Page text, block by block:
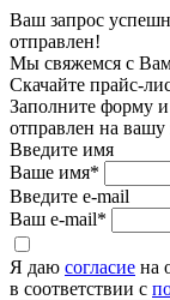
Ваш запрос
отправлен!
Мы свяжемся с
Скачайте прайс-
Заполните форму и
отправлен на
Введите имя
Ваше имя*
Введите e-mail
Ваш e-mail*
Я даю согласие на
в соответствии с